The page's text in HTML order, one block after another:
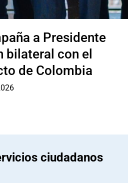
a Presidente
con el
Colombia
ciudadanos